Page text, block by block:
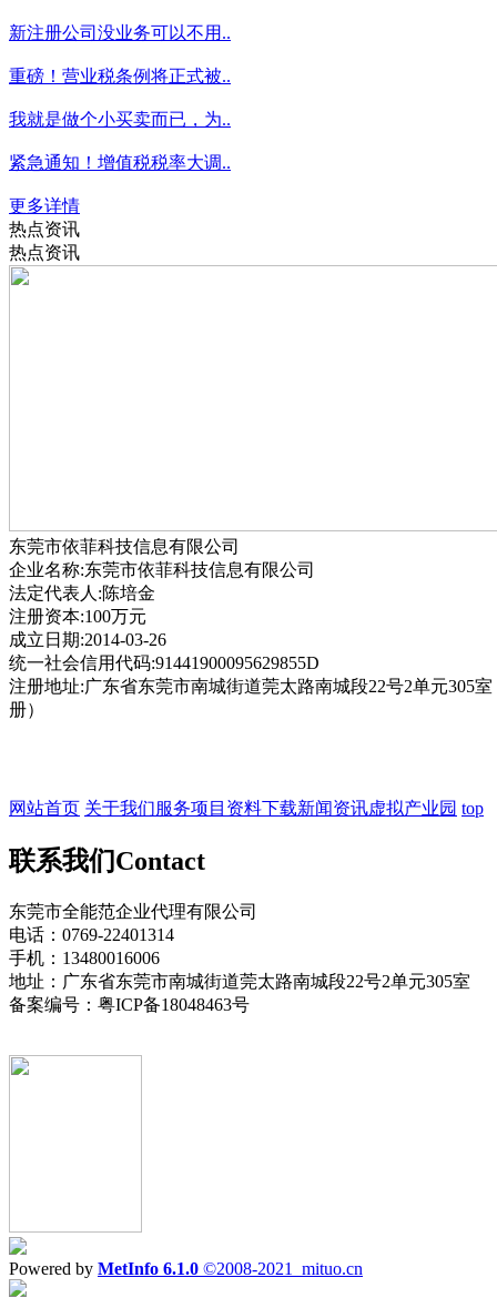
新注册公司没业务可以不用..
重磅！营业税条例将正式被..
我就是做个小买卖而已，为..
紧急通知！增值税税率大调..
更多详情
热点资讯
热点资讯
东莞市依菲科技信息有限公司
企业名称:东莞市依菲科技信息有限公司
法定代表人:陈培金
注册资本:100万元
成立日期:2014-03-26
统一社会信用代码:91441900095629855D
注册地址:广东省东莞市南城街道莞太路南城段22号2单元305
册）
网站首页 关于我们服务项目 资料下载新闻资讯虚拟产业园 top
联系我们Contact
东莞市全能范企业代理有限公司
电话：0769-22401314
手机：13480016006
地址：广东省东莞市南城街道莞太路南城段22号2单元305室
备案编号：粤ICP备18048463号
Powered by MetInfo 6.1.0 ©2008-2021 mituo.cn